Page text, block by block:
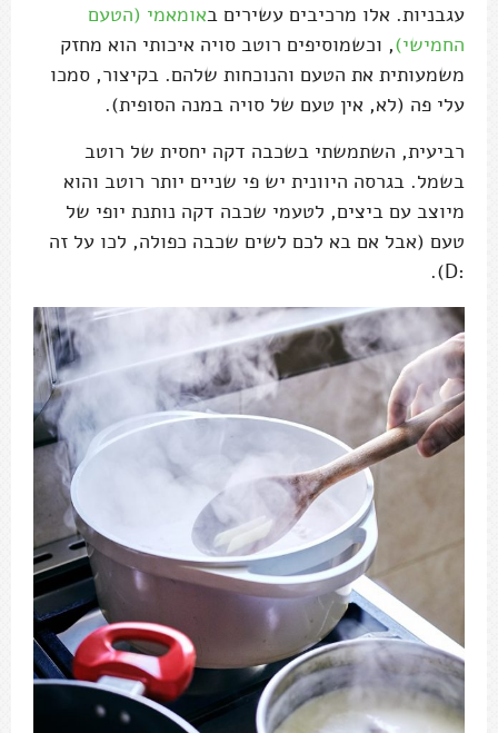
עגבניות. אלו מרכיבים עשירים באומאמי (הטעם
החמישי), וכשמוסיפים רוטב סויה איכותי הוא מחזק
משמעותית את הטעם והנוכחות שלהם. בקיצור, סמכו
עלי פה (לא, אין טעם של סויה במנה הסופית).
רביעית, השתמשתי בשכבה דקה יחסית של רוטב
בשמל. בגרסה היוונית יש פי שניים יותר רוטב והוא
מיוצב עם ביצים, לטעמי שכבה דקה נותנת יופי של
טעם (אבל אם בא לכם לשים שכבה כפולה, לכו על זה
:D).